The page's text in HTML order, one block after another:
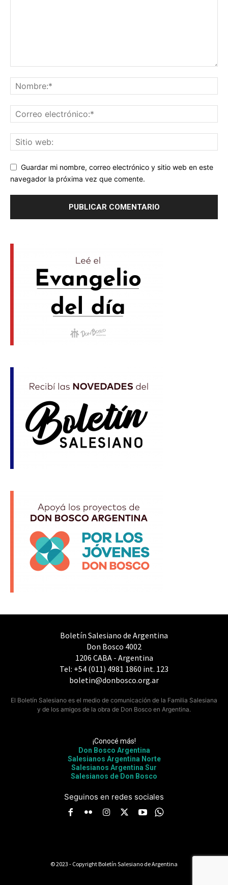
Guardar mi nombre, correo electrónico y sitio web en este
navegador la próxima vez que comente.
Boletín Salesiano de Argentina
Don Bosco 4002
1206 CABA - Argentina
Tel: +54 (011) 4981 1860 int. 123
boletin@donbosco.org.ar
El Boletín Salesiano es el medio de comunicación de la Familia Salesiana
y de los amigos de la obra de Don Bosco en Argentina.
¡Conocé más!
Don Bosco Argentina
Salesianos Argentina Norte
Salesianos Argentina Sur
Salesianos de Don Bosco
Seguinos en redes sociales
© 2023 - Copyright Boletín Salesiano de Argentina